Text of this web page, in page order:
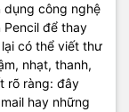
dụng công nghệ
Pencil để thay
có thể viết thư
nhạt, thanh,
rõ ràng: đây
hay những